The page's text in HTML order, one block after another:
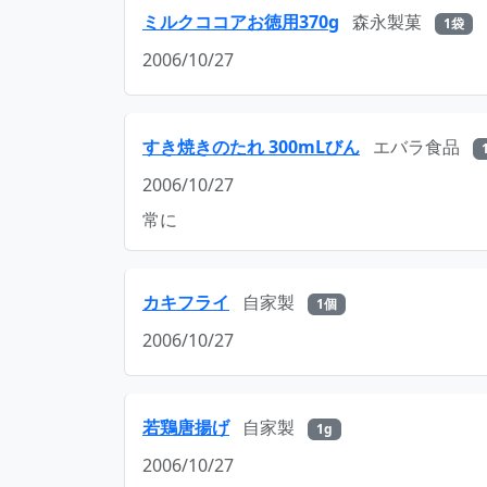
ミルクココアお徳用370g 森永製菓 1袋
2006/10/27
すき焼きのたれ 300mLびん エバラ食品
2006/10/27
常に
カキフライ 自家製 1個
2006/10/27
若鶏唐揚げ 自家製 1g
2006/10/27